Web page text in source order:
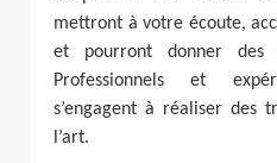
mettront à votre écoute,
et pourront donner des
Professionnels et
s’engagent à réaliser des
l’art.